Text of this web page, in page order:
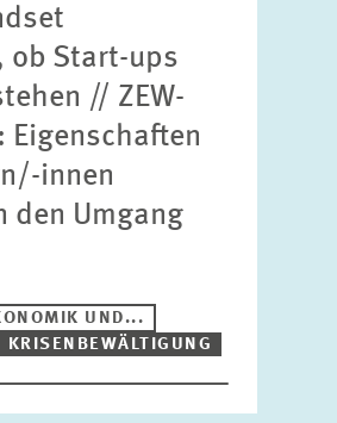
ob Start-ups
// ZEW-
Eigenschaften
innen
den Umgang
UND...
KRISENBEWÄLTIGUNG